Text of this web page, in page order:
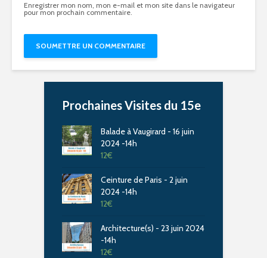
Enregistrer mon nom, mon e-mail et mon site dans le navigateur
pour mon prochain commentaire.
Prochaines Visites du 15e
Balade à Vaugirard - 16 juin
2024 -14h
12€
Ceinture de Paris - 2 juin
2024 -14h
12€
Architecture(s) - 23 juin 2024
-14h
12€